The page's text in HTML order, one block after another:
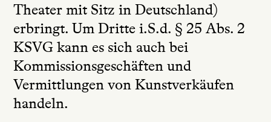
Theater mit Sitz in Deutschland)
erbringt. Um Dritte i.S.d. § 25 Abs. 2
KSVG kann es sich auch bei
Kommissionsgeschäften und
Vermittlungen von Kunstverkäufen
handeln.